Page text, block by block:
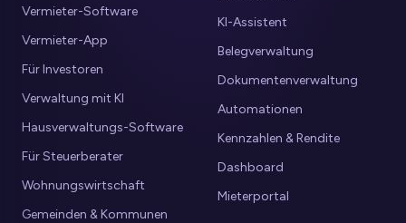
KI-Assistent
Belegverwaltung
Dokumentenverwaltung
Automationen
Kennzahlen & Rendite
Dashboard
Mieterportal
Vermieter-Software
Vermieter-App
Für Investoren
Verwaltung mit KI
Hausverwaltungs-Software
Für Steuerberater
Wohnungswirtschaft
Gemeinden & Kommunen